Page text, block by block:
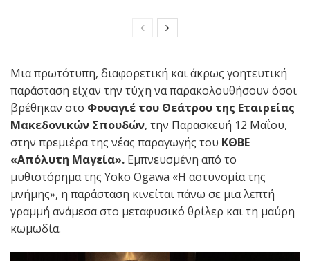
Μια πρωτότυπη, διαφορετική και άκρως γοητευτική
παράσταση είχαν την τύχη να παρακολουθήσουν όσοι
βρέθηκαν στο Φουαγιέ του Θεάτρου της Εταιρείας
Μακεδονικών Σπουδών, την Παρασκευή 12 Mαΐου,
στην πρεμιέρα της νέας παραγωγής του ΚΘΒΕ
«Απόλυτη Μαγεία». Εμπνευσμένη από το
μυθιστόρημα της Yoko Ogawa «Η αστυνομία της
μνήμης», η παράσταση κινείται πάνω σε μια λεπτή
γραμμή ανάμεσα στο μεταφυσικό θρίλερ και τη μαύρη
κωμωδία.